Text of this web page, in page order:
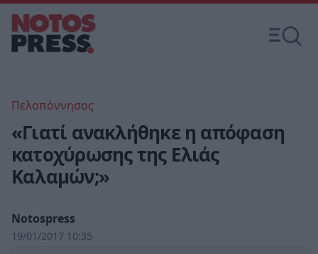
Πελοπόννησος
«Γιατί ανακλήθηκε η απόφαση
κατοχύρωσης της Ελιάς
Καλαμών;»
Notospress
19/01/2017 10:35